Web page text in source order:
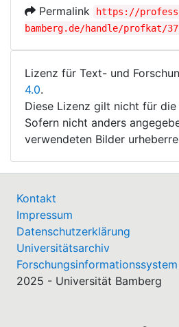
Permalink
https://
bamberg.de/handle/profkat/
Lizenz für Text- und
4.0.
Diese Lizenz gilt nicht für
Sofern nicht anders
verwendeten Bilder
Kontakt
Impressum
Datenschutzerklärung
Universitätsarchiv
Forschungsinformationssystem
2025 - Universität Bamberg